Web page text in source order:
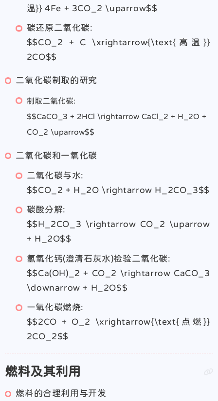
温}} 4Fe + 3CO_2 \uparrow$$
碳还原二氧化碳:
$$CO_2 + C \xrightarrow{\text{高温}}
2CO$$
二氧化碳制取的研究
制取二氧化碳:
$$CaCO_3 + 2HCl \rightarrow CaCl_2 + H_2O +
CO_2 \uparrow$$
二氧化碳和一氧化碳
二氧化碳与水:
$$CO_2 + H_2O \rightarrow H_2CO_3$$
碳酸分解:
$$H_2CO_3 \rightarrow CO_2 \uparrow
+ H_2O$$
氢氧化钙(澄清石灰水)检验二氧化碳:
$$Ca(OH)_2 + CO_2 \rightarrow CaCO_3
\downarrow + H_2O$$
一氧化碳燃烧:
$$2CO + O_2 \xrightarrow{\text{点燃}}
2CO_2$$
燃料及其利用
燃料的合理利用与开发